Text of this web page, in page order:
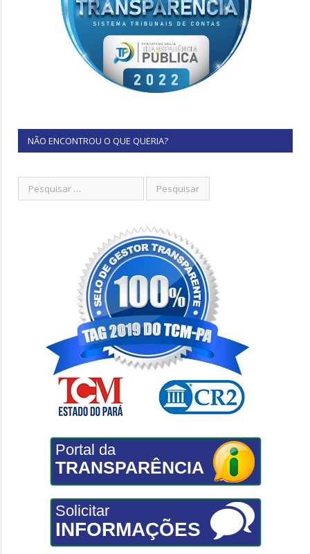
NÃO ENCONTROU O QUE QUERIA?
Portal da
TRANSPARÊNCIA
Solicitar
INFORMAÇÕES